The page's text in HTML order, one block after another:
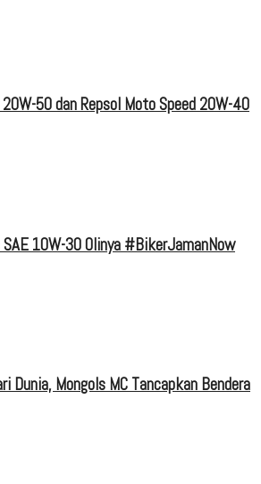
50 dan Repsol Moto Speed 20W-40
10W-30 Olinya #BikerJamanNow
Dunia, Mongols MC Tancapkan Bendera